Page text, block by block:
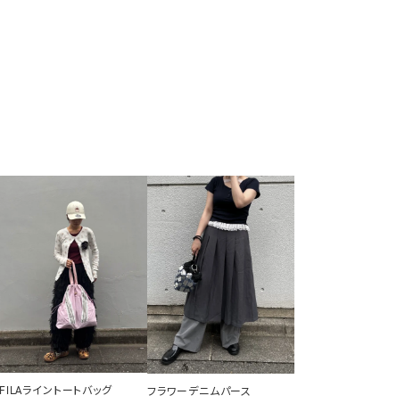
FILAライントートバッグ フラワーデニムパース